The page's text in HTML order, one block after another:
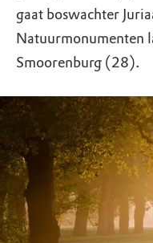
gaat boswachter
Natuurmonumenten
Smoorenburg (28).